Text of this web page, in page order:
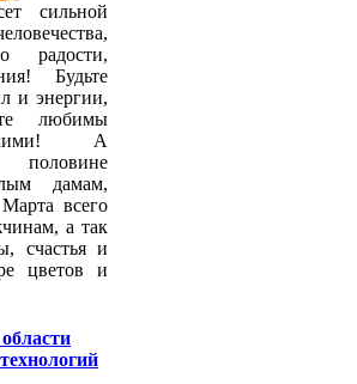
сильной
радости,
Будьте
и энергии,
любимы
А
дамам,
всего
а так
счастья и
цветов и